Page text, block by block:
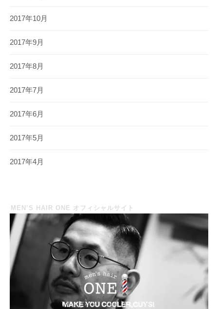
2017年10月
2017年9月
2017年8月
2017年7月
2017年6月
2017年5月
2017年4月
MEN’S HAIR ONE オフィシャルサイト